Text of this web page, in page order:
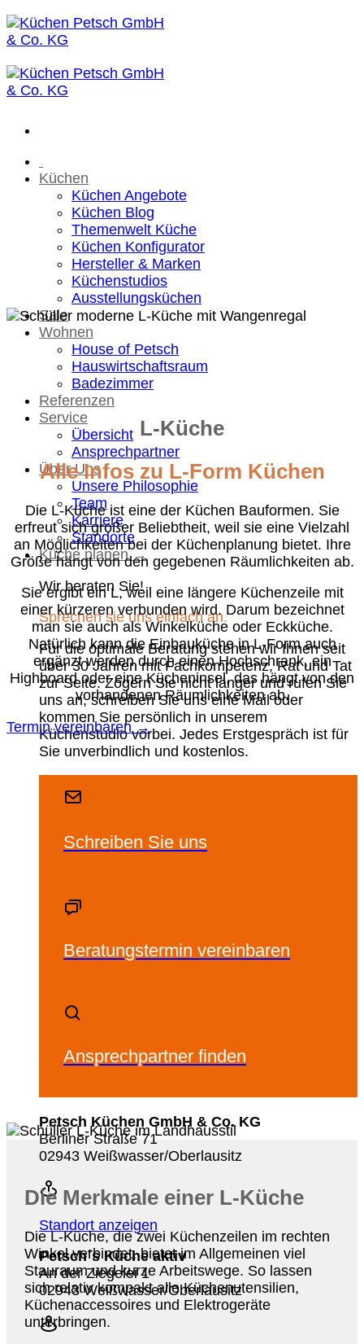
Zum
Inhalt
springen
Küchen
Küchen Angebote
Küchen Blog
Themenwelt Küche
Küchen Konfigurator
Hersteller & Marken
Küchenstudios
Ausstellungsküchen
Sale
Wohnen
House of Petsch
Hauswirtschaftsraum
Badezimmer
Referenzen
Service
Übersicht
Ansprechpartner
Über Uns
Unsere Philosophie
Team
Karriere
Standorte
Küche planen →
Wir beraten Sie!
Sprechen sie uns einfach an.
Für die optimale Beratung stehen wir Ihnen seit
über 30 Jahren mit Fachkompetenz, Rat und Tat
zur Seite. Zögern Sie nicht länger und rufen Sie
uns an, schreiben Sie uns eine Mail oder
kommen Sie persönlich in unserem
Küchenstudio vorbei. Jedes Erstgespräch ist für
Sie unverbindlich und kostenlos.
Schreiben Sie uns
Beratungstermin vereinbaren
Ansprechpartner finden
Petsch Küchen GmbH & Co. KG
Berliner Straße 71
02943 Weißwasser/Oberlausitz
Standort anzeigen
Petsch´s Küche aktiv
An der Ziegelei 1
02943 Weißwasser/Oberlausitz
L-Küche
Alle Infos zu L-Form Küchen
Die L-Küche ist eine der Küchen Bauformen. Sie
erfreut sich großer Beliebtheit, weil sie eine Vielzahl
an Möglichkeiten bei der Küchenplanung bietet. Ihre
Größe hängt von den gegebenen Räumlichkeiten ab.
Sie ergibt ein L, weil eine längere Küchenzeile mit
einer kürzeren verbunden wird. Darum bezeichnet
man sie auch als Winkelküche oder Eckküche.
Natürlich kann die Einbauküche in L-Form auch
ergänzt werden durch einen Hochschrank, ein
Highboard oder eine Kücheninsel, das hängt von den
vorhandenen Räumlichkeiten ab.
Termin vereinbaren →
Die Merkmale einer L-Küche
Die L-Küche, die zwei Küchenzeilen im rechten
Winkel verbindet, bietet im Allgemeinen viel
Stauraum und kurze Arbeitswege. So lassen
sich relativ kompakt alle Küchenutensilien,
Küchenaccessoires und Elektrogeräte
unterbringen.